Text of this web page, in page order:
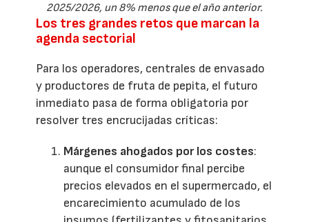
2025/2026, un 8% menos que el año anterior.
Los tres grandes retos que marcan la
agenda sectorial
Para los operadores, centrales de envasado
y productores de fruta de pepita, el futuro
inmediato pasa de forma obligatoria por
resolver tres encrucijadas críticas:
Márgenes ahogados por los costes:
aunque el consumidor final percibe
precios elevados en el supermercado, el
encarecimiento acumulado de los